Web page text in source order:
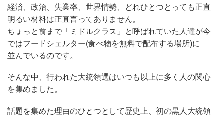
経済、政治、失業率、世界情勢、どれひとつとっても正直
明るい材料は正直言ってありません。
ちょっと前まで「ミドルクラス」と呼ばれていた人達が今
ではフードシェルター(食べ物を無料で配布する場所)に
並んでいるのです。
そんな中、行われた大統領選はいつも以上に多く人の関心
を集めました。
話題を集めた理由のひとつとして歴史上、初の黒人大統領